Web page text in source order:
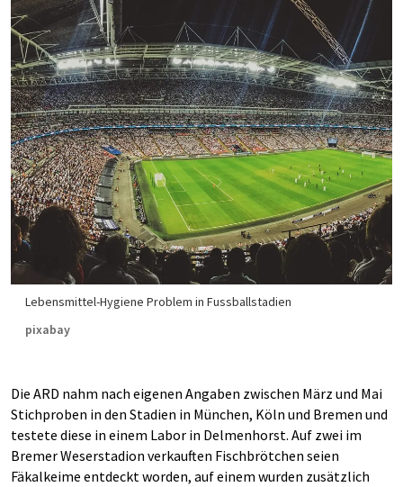
Lebensmittel-Hygiene Problem in Fussballstadien
pixabay
Die ARD nahm nach eigenen Angaben zwischen März und Mai
Stichproben in den Stadien in München, Köln und Bremen und
testete diese in einem Labor in Delmenhorst. Auf zwei im
Bremer Weserstadion verkauften Fischbrötchen seien
Fäkalkeime entdeckt worden, auf einem wurden zusätzlich